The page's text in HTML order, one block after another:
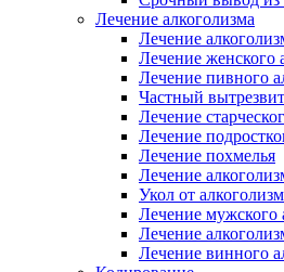
Лечение алкоголизма
Лечение
Лечение женского
Лечение пивного
Частный
Лечение
Лечение
Лечение похмелья
Лечение
Укол от
Лечение мужского
Лечение
Лечение винного